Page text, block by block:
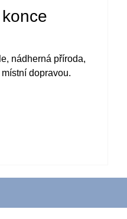
nádherná příroda,
dopravou.